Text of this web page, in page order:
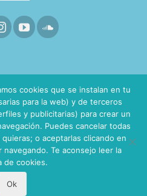
a navegar?
en laMarina La Savina
11 26 11
Charter
cookies que se instalan en tu
para la web) y de terceros
y publicitarias) para crear un
Puedes cancelar todas
o aceptarlas clicando en
navegando. Te aconsejo leer la
de cookies.
Ok